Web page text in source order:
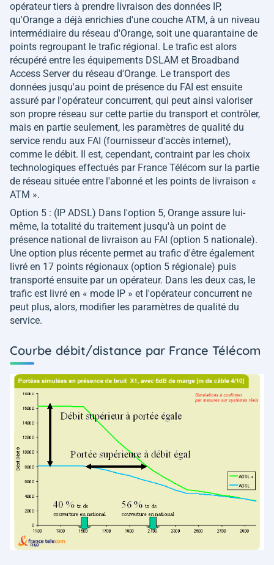
opérateur tiers à prendre livraison des données IP,
qu'Orange a déjà enrichies d'une couche ATM, à un niveau
intermédiaire du réseau d'Orange, soit une quarantaine de
points regroupant le trafic régional. Le trafic est alors
récupéré entre les équipements DSLAM et Broadband
Access Server du réseau d'Orange. Le transport des
données jusqu'au point de présence du FAI est ensuite
assuré par l'opérateur concurrent, qui peut ainsi valoriser
son propre réseau sur cette partie du transport et contrôler,
mais en partie seulement, les paramètres de qualité du
service rendu aux FAI (fournisseur d'accès internet),
comme le débit. Il est, cependant, contraint par les choix
technologiques effectués par France Télécom sur la partie
de réseau située entre l'abonné et les points de livraison «
ATM ».
Option 5 : (IP ADSL) Dans l'option 5, Orange assure lui-
même, la totalité du traitement jusqu'à un point de
présence national de livraison au FAI (option 5 nationale).
Une option plus récente permet au trafic d'être également
livré en 17 points régionaux (option 5 régionale) puis
transporté ensuite par un opérateur. Dans les deux cas, le
trafic est livré en « mode IP » et l'opérateur concurrent ne
peut plus, alors, modifier les paramètres de qualité du
service.
Courbe débit/distance par France Télécom